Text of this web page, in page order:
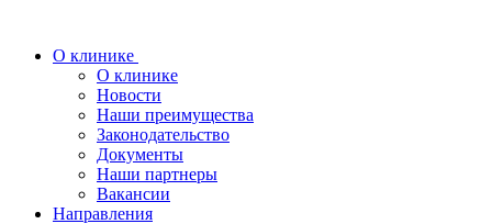
О клинике
О клинике
Новости
Наши преимущества
Законодательство
Документы
Наши партнеры
Вакансии
Направления